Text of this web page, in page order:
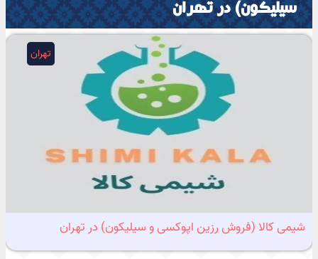
سیلیکون) در تهران
تهران
شیمی کالا (فروش رزین اپوکسی و سیلیکون) در تهران